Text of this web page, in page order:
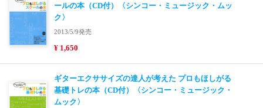
ールの本（CD付）〈シンコー・ミュージック・ムッ
ク〉
2013/5/9発売
¥ 1,650
ギターエクササイズの達人が考えた プロもほしがる
基礎トレの本（CD付）〈シンコー・ミュージック・
ムック〉